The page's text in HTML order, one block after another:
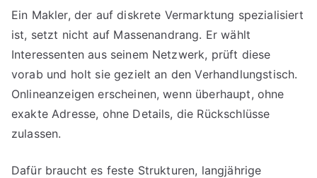
Ein Makler, der auf diskrete Vermarktung spezialisiert
ist, setzt nicht auf Massenandrang. Er wählt
Interessenten aus seinem Netzwerk, prüft diese
vorab und holt sie gezielt an den Verhandlungstisch.
Onlineanzeigen erscheinen, wenn überhaupt, ohne
exakte Adresse, ohne Details, die Rückschlüsse
zulassen.
Dafür braucht es feste Strukturen, langjährige